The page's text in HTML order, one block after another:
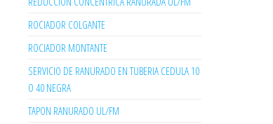
ROCIADOR COLGANTE
ROCIADOR MONTANTE
SERVICIO DE RANURADO EN TUBERIA CEDULA 10
O 40 NEGRA
TAPON RANURADO UL/FM